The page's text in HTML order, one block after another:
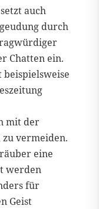
auch
durch
Chatten ein.
beispielsweise
mit der
vermeiden.
eine
werden
für
Geist